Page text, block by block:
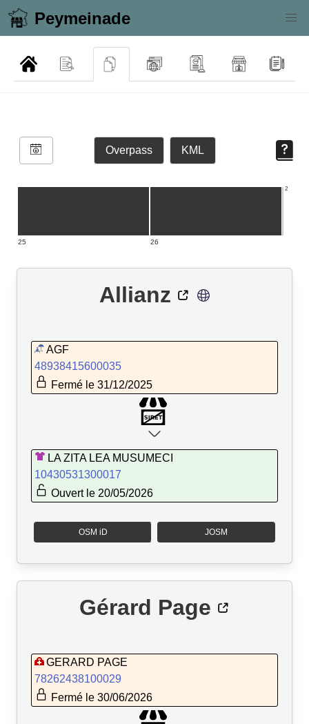
Peymeinade
Overpass KML
2
25 26
Allianz
AGF
48938415600035
Fermé le 31/12/2025
LA ZITA LEA MUSUMECI
10430531300017
Ouvert le 20/05/2026
OSM iD JOSM
Gérard Page
GERARD PAGE
78262438100029
Fermé le 30/06/2026